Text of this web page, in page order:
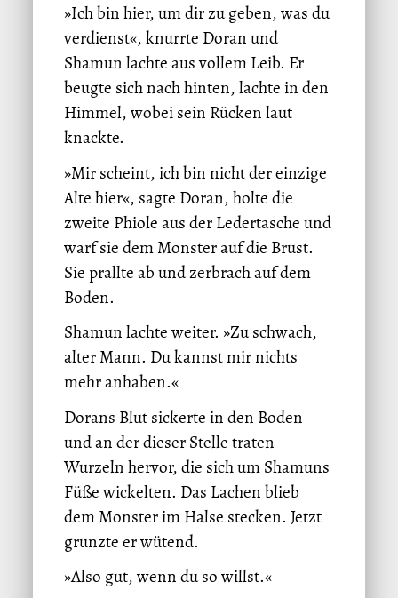
»Ich bin hier, um dir zu geben, was du
verdienst«, knurrte Doran und
Shamun lachte aus vollem Leib. Er
beugte sich nach hinten, lachte in den
Himmel, wobei sein Rücken laut
knackte.
»Mir scheint, ich bin nicht der einzige
Alte hier«, sagte Doran, holte die
zweite Phiole aus der Ledertasche und
warf sie dem Monster auf die Brust.
Sie prallte ab und zerbrach auf dem
Boden.
Shamun lachte weiter. »Zu schwach,
alter Mann. Du kannst mir nichts
mehr anhaben.«
Dorans Blut sickerte in den Boden
und an der dieser Stelle traten
Wurzeln hervor, die sich um Shamuns
Füße wickelten. Das Lachen blieb
dem Monster im Halse stecken. Jetzt
grunzte er wütend.
»Also gut, wenn du so willst.«